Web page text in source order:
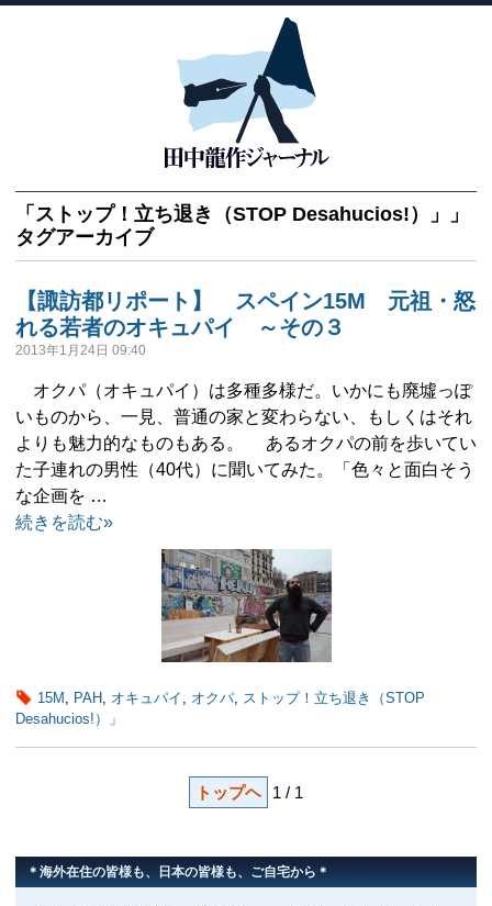
「 ストップ！立ち退き（STOP Desahucios!）」
」
タグアーカイブ
【諏訪都リポート】 スペイン15M 元祖・怒
れる若者のオキュパイ ～その３
2013年1月24日 09:40
オクパ（オキュパイ）は多種多様だ。いかにも廃墟っぽ
いものから、一見、普通の家と変わらない、もしくはそれ
よりも魅力的なものもある。 あるオクパの前を歩いてい
た子連れの男性（40代）に聞いてみた。「色々と面白そう
な企画を …
続きを読む»
15M , PAH, オキュパイ , オクパ, ストップ！立ち退き（STOP
Desahucios!）」
トップヘ 1 / 1
＊海外在住の皆様も、日本の皆様も、ご自宅から＊